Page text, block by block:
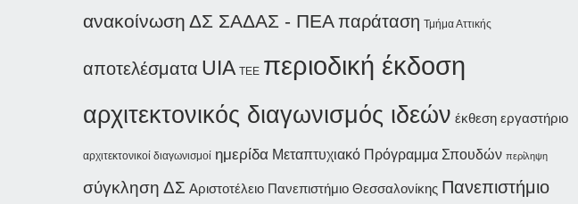
ανακοίνωση ΔΣ ΣΑΔΑΣ - ΠΕΑπαράταση Τμήμα Αττικής
αποτελέσματα UIA ΤΕΕ περιοδική έκδοση
αρχιτεκτονικός διαγωνισμός ιδεών έκθεση εργαστήριο
αρχιτεκτονικοί διαγωνισμοί ημερίδα Μεταπτυχιακό Πρόγραμμα Σπουδών περίληψη
σύγκληση ΔΣ Αριστοτέλειο Πανεπιστήμιο Θεσσαλονίκης Πανεπιστήμιο